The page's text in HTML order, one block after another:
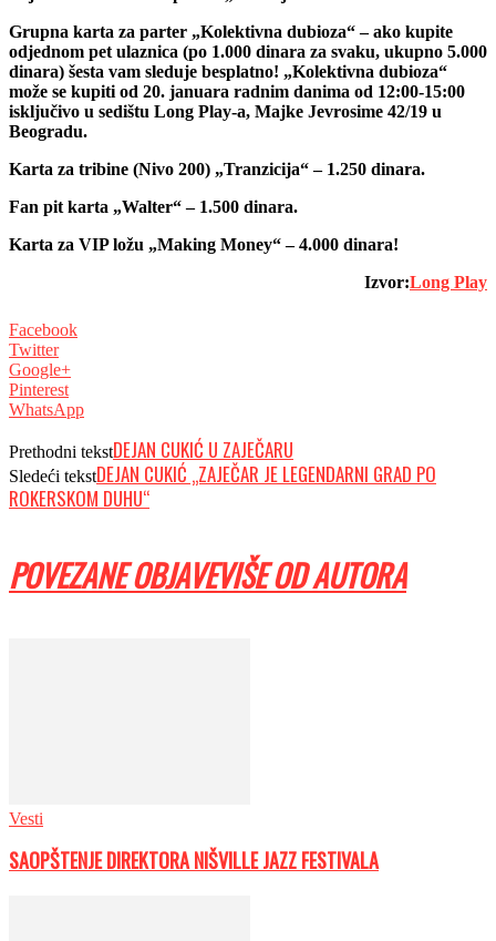
Grupna karta za parter „Kolektivna dubioza“ – ako kupite
odjednom pet ulaznica (po 1.000 dinara za svaku, ukupno 5.000
dinara) šesta vam sleduje besplatno! „Kolektivna dubioza“
može se kupiti od 20. januara radnim danima od 12:00-15:00
isključivo u sedištu Long Play-a, Majke Jevrosime 42/19 u
Beogradu.
Karta za tribine (Nivo 200) „Tranzicija“ – 1.250 dinara.
Fan pit karta „Walter“ – 1.500 dinara.
Karta za VIP ložu „Making Money“ – 4.000 dinara!
Izvor:Long Play
Facebook
Twitter
Google+
Pinterest
WhatsApp
Prethodni tekstDEJAN CUKIĆ U ZAJEČARU
Sledeći tekstDEJAN CUKIĆ „ZAJEČAR JE LEGENDARNI GRAD PO
ROKERSKOM DUHU“
POVEZANE OBJAVEVIŠE OD AUTORA
Vesti
SAOPŠTENJE DIREKTORA NIŠVILLE JAZZ FESTIVALA